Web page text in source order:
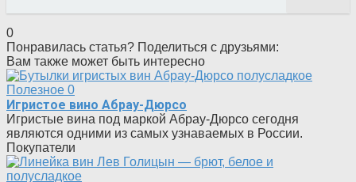
0
Понравилась статья? Поделиться с друзьями:
Вам также может быть интересно
Полезное 0
Игристое вино Абрау-Дюрсо
Игристые вина под маркой Абрау-Дюрсо сегодня
являются одними из самых узнаваемых в России.
Покупатели